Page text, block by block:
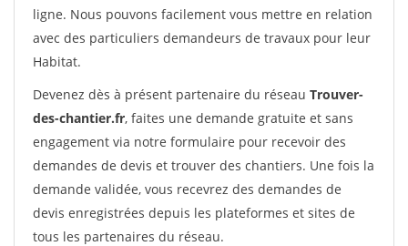
ligne. Nous pouvons facilement vous mettre en relation
avec des particuliers demandeurs de travaux pour leur
Habitat.
Devenez dès à présent partenaire du réseau Trouver-
des-chantier.fr, faites une demande gratuite et sans
engagement via notre formulaire pour recevoir des
demandes de devis et trouver des chantiers. Une fois la
demande validée, vous recevrez des demandes de
devis enregistrées depuis les plateformes et sites de
tous les partenaires du réseau.